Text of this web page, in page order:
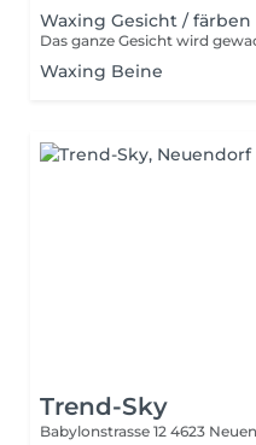
Waxing Gesicht / färben
Waxing Beine
Trend-Sky
Babylonstrasse 12 4623